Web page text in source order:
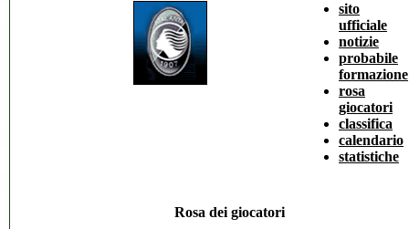
sito
ufficiale
notizie
probabile
formazione
rosa
giocatori
classifica
calendario
statistiche
Rosa dei giocatori